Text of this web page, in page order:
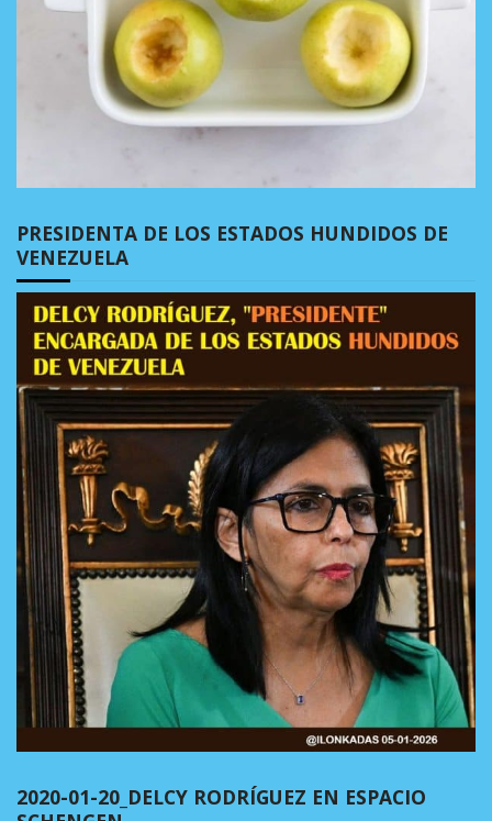
PRESIDENTA DE LOS ESTADOS HUNDIDOS DE
VENEZUELA
2020-01-20_DELCY RODRÍGUEZ EN ESPACIO